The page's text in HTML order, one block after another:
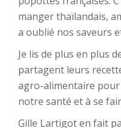
manger thaïlandais,
a oublié nos saveurs
Je lis de plus en plus
partagent leurs
agro-alimentaire
notre santé et à se
Gille Lartigot en fait